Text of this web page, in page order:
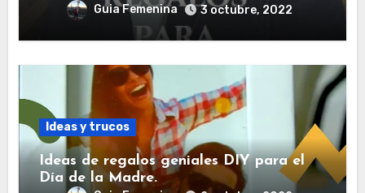
Guia Femenina 3 octubre, 2022
Ideas y trucos
Ideas de regalos geniales DIY para el
Día de la Madre.